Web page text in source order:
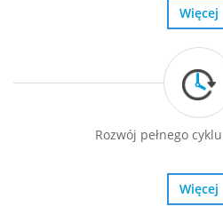
Więcej
Rozwój pełnego
Więcej